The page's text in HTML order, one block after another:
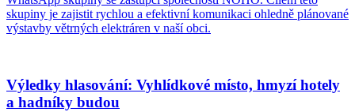
skupiny je zajistit rychlou a efektivní komunikaci ohledně plánované
výstavby větrných elektráren v naší obci.
Výledky hlasování: Vyhlídkové místo, hmyzí hotely
a hadníky budou